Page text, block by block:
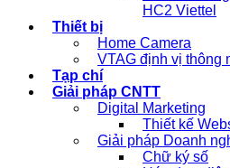
HC2 Viettel
Thiết bị
Home Camera
VTAG định vị thông
Tạp chí
Giải pháp CNTT
Digital Marketing
Thiết kế
Giải pháp Doanh
Chữ ký số